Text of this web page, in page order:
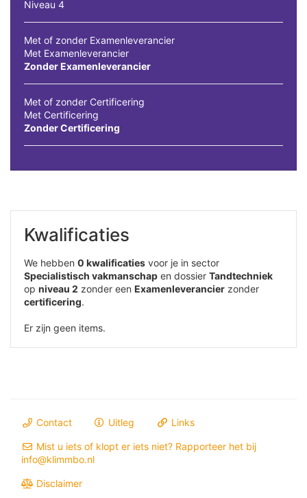
Niveau 4
Met of zonder Examenleverancier
Met Examenleverancier
Zonder Examenleverancier
Met of zonder Certificering
Met Certificering
Zonder Certificering
Kwalificaties
We hebben 0 kwalificaties voor je in sector
Specialistisch vakmanschap en dossier Tandtechniek
op niveau 2 zonder een Examenleverancier zonder
certificering.
Er zijn geen items.
Contact Uitleg Links
Mist u iets of klopt er iets niet? Rapporteer het bij
info@klimmbo.nl
Disclaimer